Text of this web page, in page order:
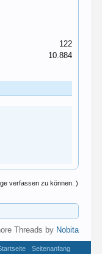
122
10.884
verfassen zu können. )
Threads by Nobita
Seitenanfang